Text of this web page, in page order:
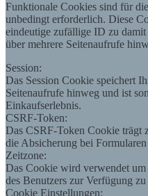
Funktionale Cookies sind für
unbedingt erforderlich. Diese
eindeutige zufällige ID zu
über mehrere Seitenaufrufe
Session:
Das Session Cookie speichert
Seitenaufrufe hinweg und ist
Einkaufserlebnis.
CSRF-Token:
Das CSRF-Token Cookie trägt
die Absicherung bei
Zeitzone:
Das Cookie wird verwendet
des Benutzers zur Verfügung zu
Cookie Einstellungen: